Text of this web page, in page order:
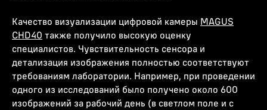
Качество визуализации цифровой камеры MAGUS
CHD40 также получило высокую оценку
специалистов. Чувствительность сенсора и
детализация изображения полностью соответствуют
требованиям лаборатории. Например, при проведении
одного из исследований было получено около 600
изображений за рабочий день (в светлом поле и с